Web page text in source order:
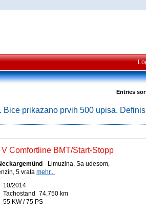
Entries
Bice prikazano prvih 500 upisa.
Comfortline BMT/Start-Stopp
- Limuzina, Sa udesom,
5 vrata mehr...
10/2014
Tachostand
74.750 km
55 KW / 75 PS